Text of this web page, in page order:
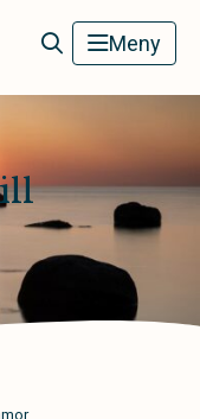
Meny